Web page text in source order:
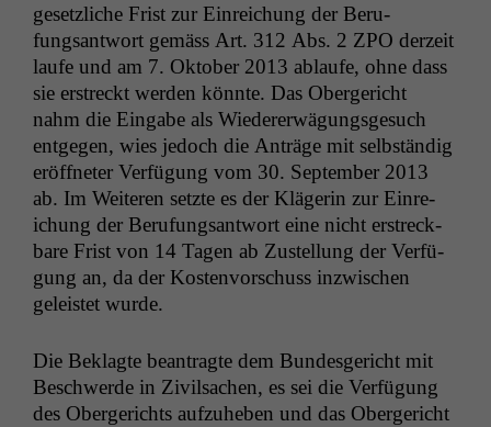
geset­zliche Frist zur Ein­re­ichung der Beru­
fungsant­wort gemäss Art. 312 Abs. 2 ZPO derzeit
laufe und am 7. Okto­ber 2013 ablaufe, ohne dass
sie erstreckt wer­den kön­nte. Das Oberg­ericht
nahm die Eingabe als Wieder­erwä­gungs­ge­such
ent­ge­gen, wies jedoch die Anträge mit selb­ständig
eröffneter Ver­fü­gung vom 30. Sep­tem­ber 2013
ab. Im Weit­eren set­zte es der Klägerin zur Ein­re­
ichung der Beru­fungsant­wort eine nicht erstreck­
bare Frist von 14 Tagen ab Zustel­lung der Ver­fü­
gung an, da der Kosten­vorschuss inzwis­chen
geleis­tet wurde.
Die Beklagte beantragte dem Bun­des­gericht mit
Beschw­erde in Zivil­sachen, es sei die Ver­fü­gung
des Oberg­erichts aufzuheben und das Oberg­ericht